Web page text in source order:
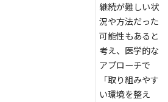
継続が難しい状
況や方法だった
可能性もあると
考え、医学的な
アプローチで
「取り組みやす
い環境を整え